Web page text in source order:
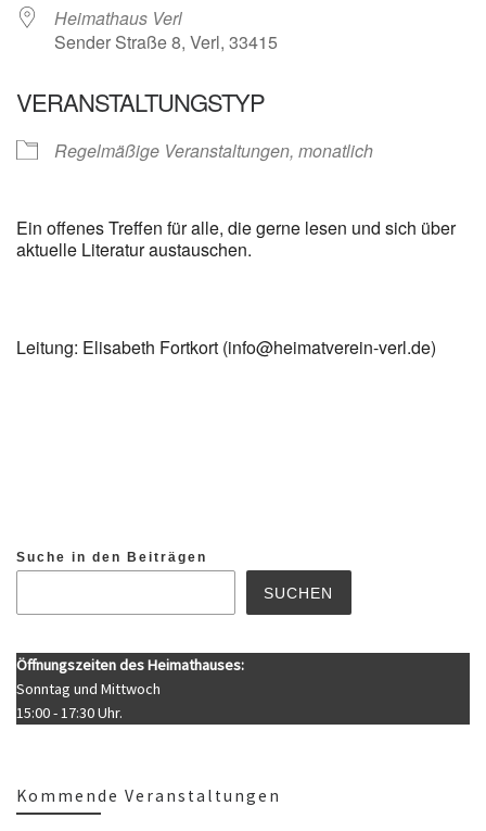
Heimathaus Verl
Sender Straße 8, Verl, 33415
VERANSTALTUNGSTYP
Regelmäßige Veranstaltungen, monatlich
Ein offenes Treffen für alle, die gerne lesen und sich über
aktuelle Literatur austauschen.
Leitung: Elisabeth Fortkort (info@heimatverein-verl.de)
Suche in den Beiträgen
SUCHEN
Öffnungszeiten des Heimathauses:
Sonntag und Mittwoch
15:00 - 17:30 Uhr.
Kommende Veranstaltungen